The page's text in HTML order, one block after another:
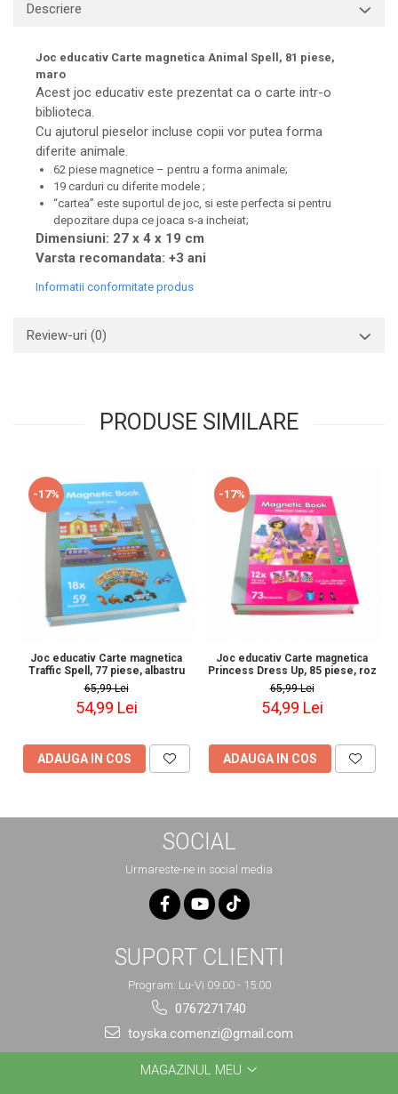
Descriere
Joc educativ Carte magnetica Animal Spell, 81 piese,
maro
Acest joc educativ este prezentat ca o carte intr-o
biblioteca.
Cu ajutorul pieselor incluse copii vor putea forma
diferite animale.
62 piese magnetice – pentru a forma animale;
19 carduri cu diferite modele ;
“cartea” este suportul de joc, si este perfecta si pentru
depozitare dupa ce joaca s-a incheiat;
Dimensiuni: 27 x 4 x 19 cm
Varsta recomandata: +3 ani
Informatii conformitate produs
Review-uri (0)
PRODUSE SIMILARE
-17%
Joc educativ Carte magnetica
Traffic Spell, 77 piese, albastru
65,99 Lei
54,99 Lei
ADAUGA IN COS
-17%
Joc educativ Carte magnetica
Princess Dress Up, 85 piese, roz
65,99 Lei
54,99 Lei
ADAUGA IN COS
SOCIAL
Urmareste-ne in social media
SUPORT CLIENTI
Program: Lu-Vi 09:00 - 15:00
0767271740
toyska.comenzi@gmail.com
MAGAZINUL MEU